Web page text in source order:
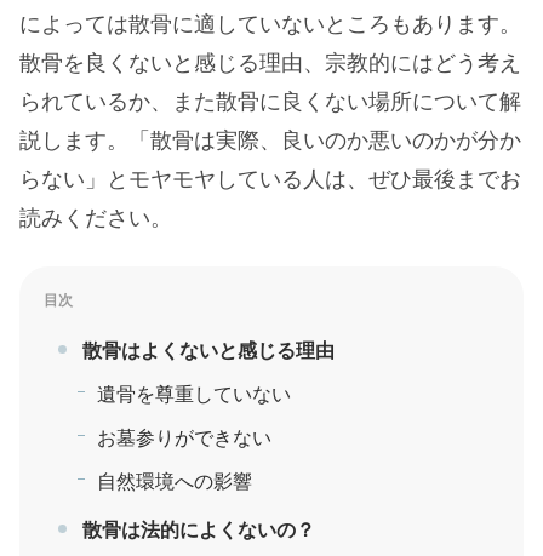
によっては散骨に適していないところもあります。
散骨を良くないと感じる理由、宗教的にはどう考え
られているか、また散骨に良くない場所について解
説します。「散骨は実際、良いのか悪いのかが分か
らない」とモヤモヤしている人は、ぜひ最後までお
読みください。
目次
散骨はよくないと感じる理由
遺骨を尊重していない
お墓参りができない
自然環境への影響
散骨は法的によくないの？